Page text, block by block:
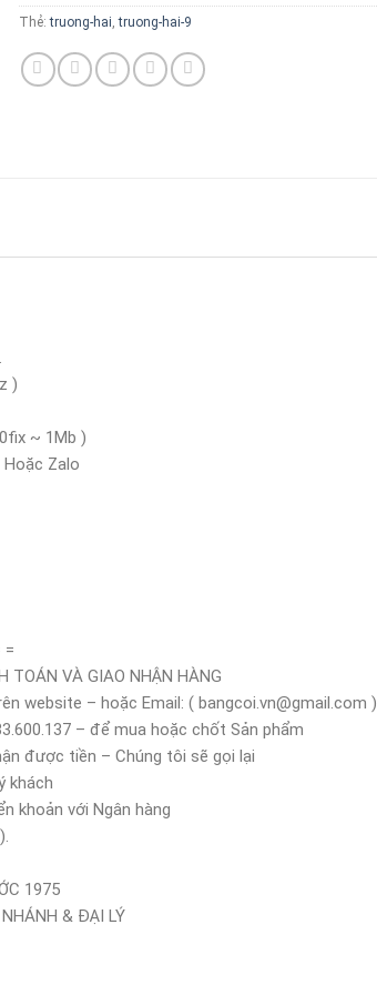
Thẻ:truong-hai,truong-hai-9
)
~ 1Mb )
Zalo
=
TOÁN VÀ GIAO NHẬN HÀNG
website – hoặc Email: ( bangcoi.vn@gmail.com )
– để mua hoặc chốt Sản phẩm
được tiền – Chúng tôi sẽ gọi lại
khách
khoản với Ngân hàng
1975
& ĐẠI LÝ